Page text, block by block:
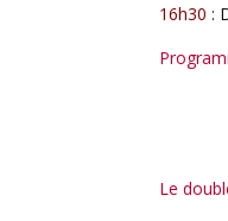
16h30 :
Le